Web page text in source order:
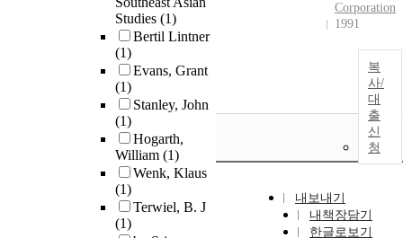
Studies (1)
Bertil Lintner
(1)
Evans, Grant
(1)
Stanley, John
(1)
Hogarth,
William (1)
Wenk, Klaus
(1)
Terwiel, B. J
(1)
Corporation
1991
복
사/
대
출
신
청
내보내기
내책장담기
한글로보기